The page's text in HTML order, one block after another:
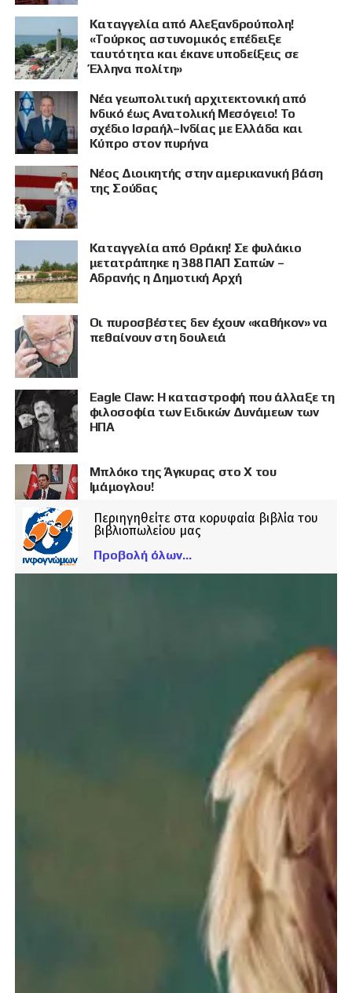
Καταγγελία από Αλεξανδρούπολη!
«Τούρκος αστυνομικός επέδειξε
ταυτότητα και έκανε υποδείξεις σε
Έλληνα πολίτη»
Νέα γεωπολιτική αρχιτεκτονική από
Ινδικό έως Ανατολική Μεσόγειο! Το
σχέδιο Ισραήλ–Ινδίας με Ελλάδα και
Κύπρο στον πυρήνα
Νέος Διοικητής στην αμερικανική βάση
της Σούδας
Καταγγελία από Θράκη! Σε φυλάκιο
μετατράπηκε η 388 ΠΑΠ Σαπών –
Αδρανής η Δημοτική Αρχή
Οι πυροσβέστες δεν έχουν «καθήκον» να
πεθαίνουν στη δουλειά
Eagle Claw: Η καταστροφή που άλλαξε τη
φιλοσοφία των Ειδικών Δυνάμεων των
ΗΠΑ
Μπλόκο της Άγκυρας στο X του
Ιμάμογλου!
Περιηγηθείτε στα κορυφαία βιβλία του
βιβλιοπωλείου μας
Προβολή όλων